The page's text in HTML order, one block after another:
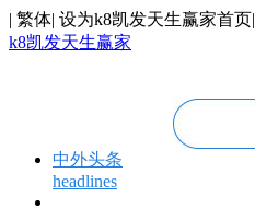
| 繁体| 设为k8凯发天生赢家首页|
k8凯发天生赢家
中外头条
headlines